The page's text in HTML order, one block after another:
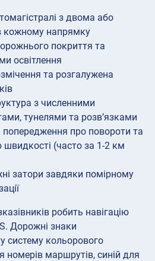
з двома або
кожному напрямку
покриття та
освітлення
та розгалужена
з численними
тунелями та розв’язками
попередження про повороти та
(часто за 1-2 км
затори завдяки помірному
робить навігацію
Дорожні знаки
систему кольорового
номерів маршрутів, синій для